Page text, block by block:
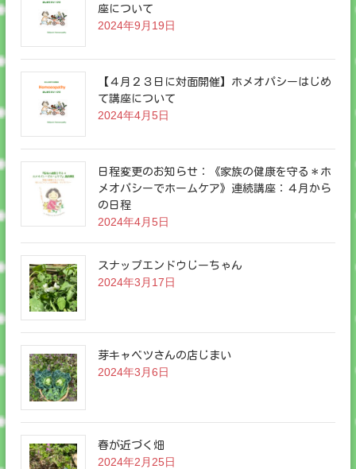
座について
2024年9月19日
【４月２３日に対面開催】ホメオパシーはじめ
て講座について
2024年4月5日
日程変更のお知らせ：《家族の健康を守る＊ホ
メオパシーでホームケア》連続講座：４月から
の日程
2024年4月5日
スナップエンドウじーちゃん
2024年3月17日
芽キャベツさんの店じまい
2024年3月6日
春が近づく畑
2024年2月25日